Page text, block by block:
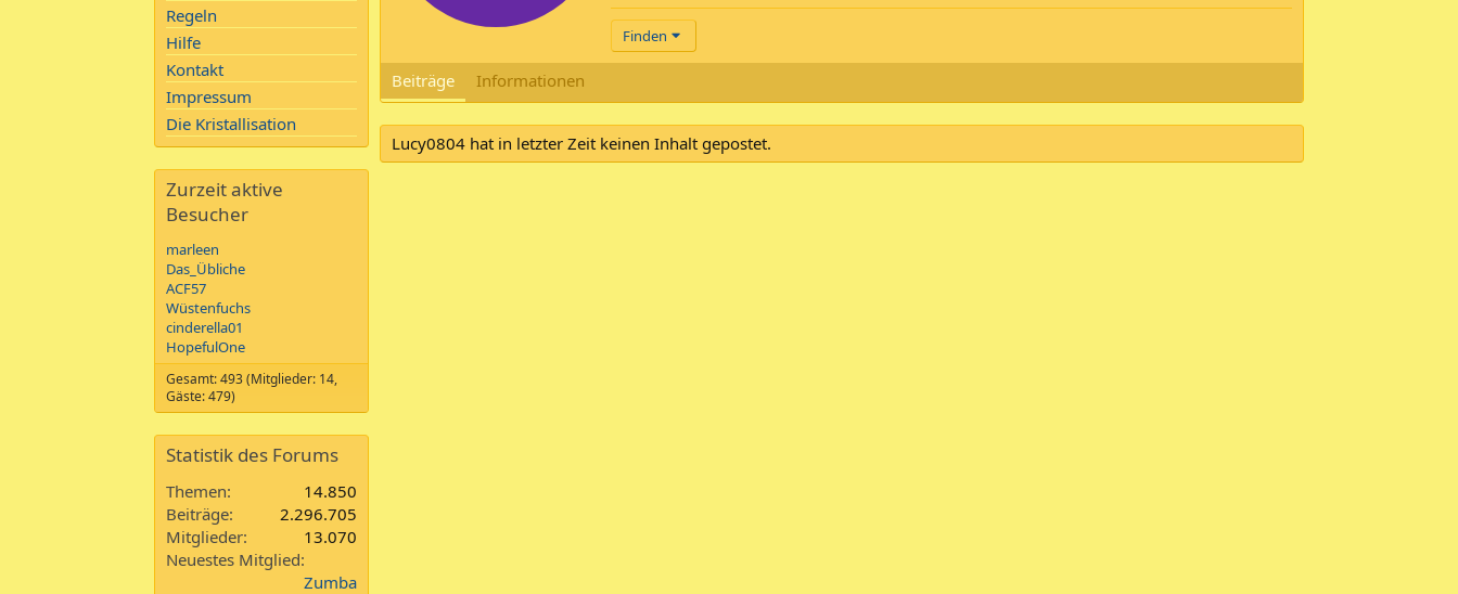
Finden
Beiträge Informationen
Lucy0804 hat in letzter Zeit keinen Inhalt gepostet.
Regeln
Hilfe
Kontakt
Impressum
Die Kristallisation
Zurzeit aktive
Besucher
marleen
Das_Übliche
ACF57
Wüstenfuchs
cinderella01
HopefulOne
Gesamt: 493 (Mitglieder: 14,
Gäste: 479)
Statistik des Forums
Themen
14.850
Beiträge
2.296.705
Mitglieder
13.070
Neuestes Mitglied
Zumba